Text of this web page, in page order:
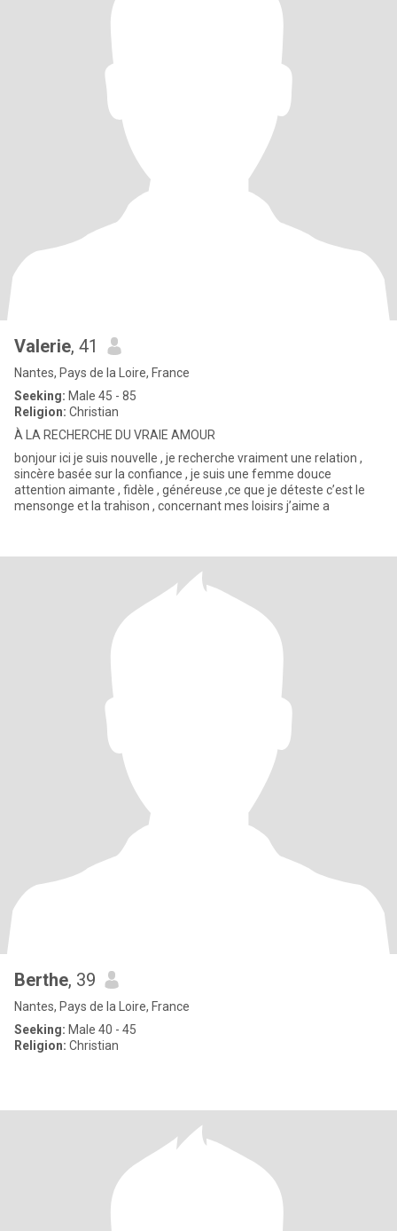
Valerie, 41
Nantes, Pays de la Loire, France
Seeking: Male 45 - 85
Religion: Christian
À LA RECHERCHE DU VRAIE AMOUR
bonjour ici je suis nouvelle , je recherche vraiment une relation ,
sincère basée sur la confiance , je suis une femme douce
attention aimante , fidèle , généreuse ,ce que je déteste c’est le
mensonge et la trahison , concernant mes loisirs j’aime a
Berthe, 39
Nantes, Pays de la Loire, France
Seeking: Male 40 - 45
Religion: Christian